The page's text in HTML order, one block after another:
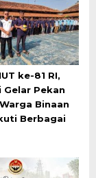
ke-81 RI,
Gelar Pekan
Binaan
Berbagai